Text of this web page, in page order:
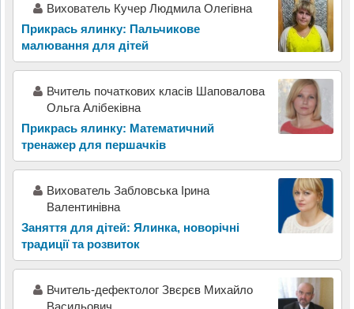
Вихователь Кучер Людмила Олегівна
Прикрась ялинку: Пальчикове
малювання для дітей
Вчитель початкових класів Шаповалова
Ольга Алібеківна
Прикрась ялинку: Математичний
тренажер для першачків
Вихователь Забловська Ірина
Валентинівна
Заняття для дітей: Ялинка, новорічні
традиції та розвиток
Вчитель-дефектолог Звєрєв Михайло
Васильович